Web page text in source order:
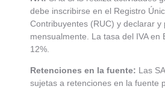
debe inscribirse en el Registro
Contribuyentes (RUC) y declarar y
mensualmente. La tasa del IVA en
12%.
Retenciones en la fuente: Las
sujetas a retenciones en la fuente